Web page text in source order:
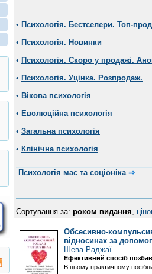
• Психологія. Бестселери. Топ-
• Психологія. Новинки
• Психологія. Скоро у продажі.
• Психологія. Уцінка. Розпродаж.
• Вікова психологія
• Еволюційна психологія
• Загальна психологія
• Клінічна психологія
Психологія мас та соціоніка ⇒
Сортування за: роком видання,
Обсесивно-
відносинах за
Шева Раджаї
Ефективний спосіб
В цьому практичному